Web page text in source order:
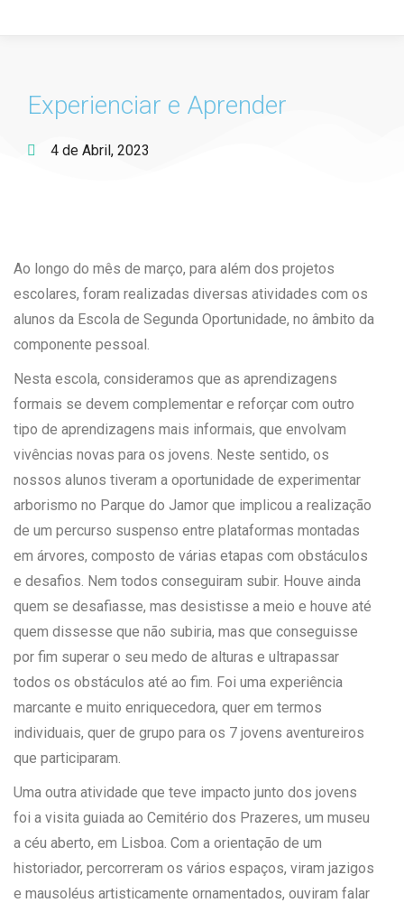
Experienciar e Aprender
4 de Abril, 2023
Ao longo do mês de março, para além dos projetos
escolares, foram realizadas diversas atividades com os
alunos da Escola de Segunda Oportunidade, no âmbito da
componente pessoal.
Nesta escola, consideramos que as aprendizagens
formais se devem complementar e reforçar com outro
tipo de aprendizagens mais informais, que envolvam
vivências novas para os jovens. Neste sentido, os
nossos alunos tiveram a oportunidade de experimentar
arborismo no Parque do Jamor que implicou a realização
de um percurso suspenso entre plataformas montadas
em árvores, composto de várias etapas com obstáculos
e desafios. Nem todos conseguiram subir. Houve ainda
quem se desafiasse, mas desistisse a meio e houve até
quem dissesse que não subiria, mas que conseguisse
por fim superar o seu medo de alturas e ultrapassar
todos os obstáculos até ao fim. Foi uma experiência
marcante e muito enriquecedora, quer em termos
individuais, quer de grupo para os 7 jovens aventureiros
que participaram.
Uma outra atividade que teve impacto junto dos jovens
foi a visita guiada ao Cemitério dos Prazeres, um museu
a céu aberto, em Lisboa. Com a orientação de um
historiador, percorreram os vários espaços, viram jazigos
e mausoléus artisticamente ornamentados, ouviram falar